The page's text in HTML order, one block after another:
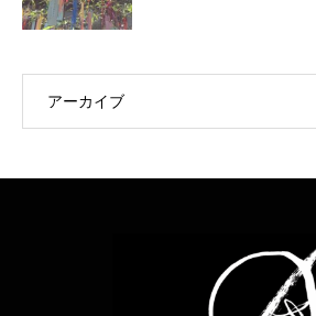
アーカイブ